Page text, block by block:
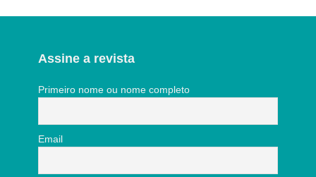
Assine a revista
Primeiro nome ou nome completo
Email